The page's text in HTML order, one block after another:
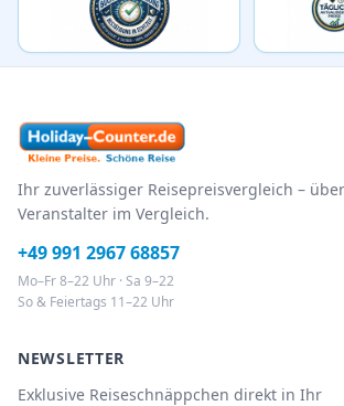
Ihr zuverlässiger Reisepreisvergleich –
Veranstalter im Vergleich.
+49 991 2967 68857
Mo–Fr 8–22 Uhr · Sa 9–22
So & Feiertags 11–22 Uhr
NEWSLETTER
Exklusive Reiseschnäppchen direkt in Ihr